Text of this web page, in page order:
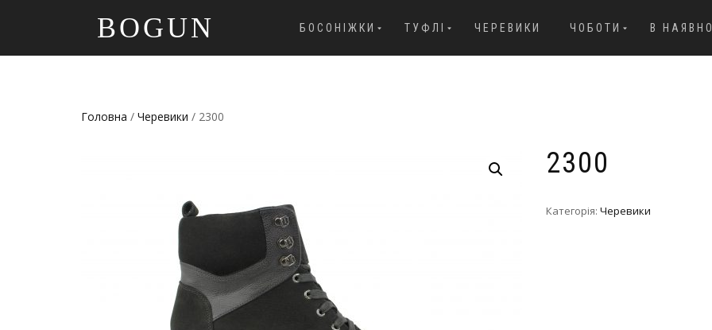
BOGUN БОСОНІЖКИ ТУФЛІ ЧЕРЕВИКИ ЧОБОТИ В
Головна / Черевики / 2300
2300
Категорія: Черевики